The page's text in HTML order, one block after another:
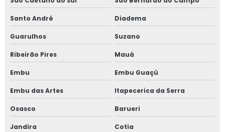
Santo André Diadema
Guarulhos Suzano
Ribeirão Pires Mauá
Embu Embu Guaçú
Embu das Artes Itapecerica da Serra
Osasco Barueri
Jandira Cotia